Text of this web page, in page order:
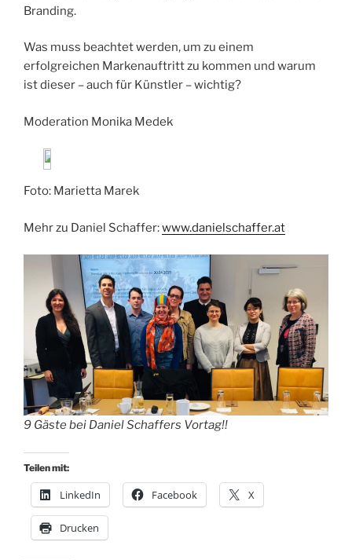
Branding.
Was muss beachtet werden, um zu einem
erfolgreichen Markenauftritt zu kommen und warum
ist dieser – auch für Künstler – wichtig?
Moderation Monika Medek
Foto: Marietta Marek
Mehr zu Daniel Schaffer:www.danielschaffer.at
9 Gäste bei Daniel Schaffers Vortag!!
Teilen mit:
LinkedIn Facebook X
Drucken